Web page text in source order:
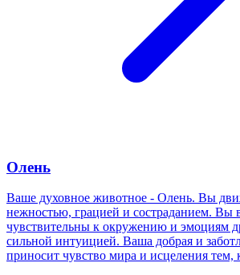
Олень
Ваше духовное животное - Олень. Вы
нежностью, грацией и состраданием. Вы
чувствительны к окружению и эмоциям
сильной интуицией. Ваша добрая и
приносит чувство мира и исцеления тем,